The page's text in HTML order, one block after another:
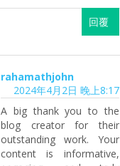
回覆
rahamathjohn
2024年4月2日 晚上8:17
A big thank you to the
blog creator for their
outstanding work. Your
content is informative,